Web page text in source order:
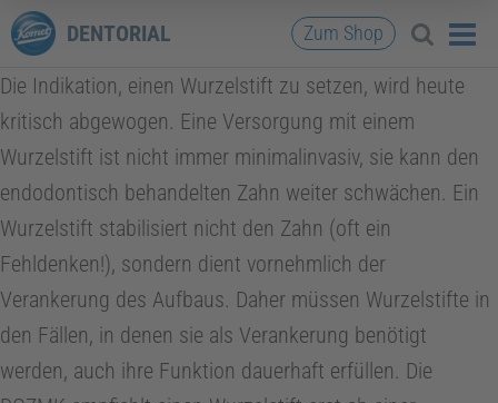
DENTORIAL Zum Shop
Die Indikation, einen Wurzelstift zu setzen, wird heute
kritisch abgewogen. Eine Versorgung mit einem
Wurzelstift ist nicht immer minimalinvasiv, sie kann den
endodontisch behandelten Zahn weiter schwächen. Ein
Wurzelstift stabilisiert nicht den Zahn (oft ein
Fehldenken!), sondern dient vornehmlich der
Verankerung des Aufbaus. Daher müssen Wurzelstifte in
den Fällen, in denen sie als Verankerung benötigt
werden, auch ihre Funktion dauerhaft erfüllen. Die